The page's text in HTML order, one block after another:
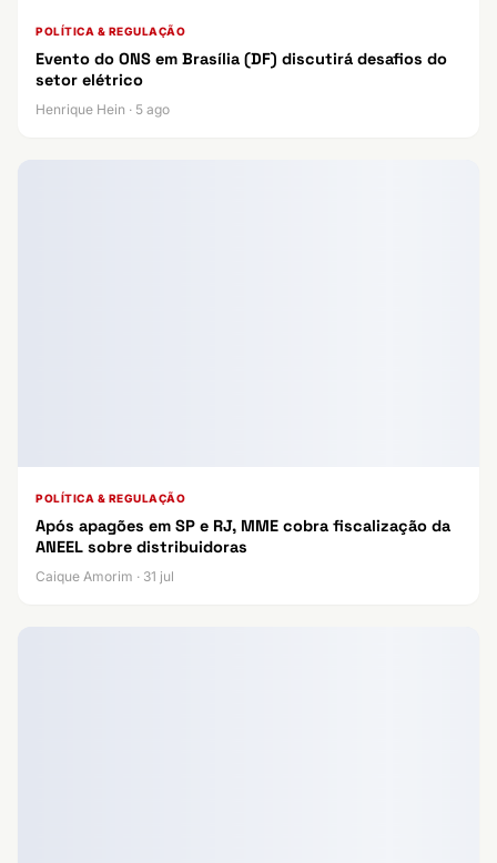
POLÍTICA & REGULAÇÃO
Evento do ONS em Brasília (DF) discutirá desafios do
setor elétrico
Henrique Hein · 5 ago
POLÍTICA & REGULAÇÃO
Após apagões em SP e RJ, MME cobra fiscalização da
ANEEL sobre distribuidoras
Caique Amorim · 31 jul